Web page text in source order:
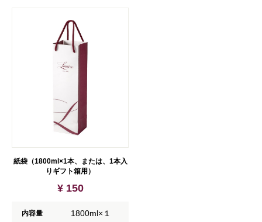
紙袋（1800ml×1本、または、1本入
りギフト箱用）
¥ 150
内容量 1800ml×１